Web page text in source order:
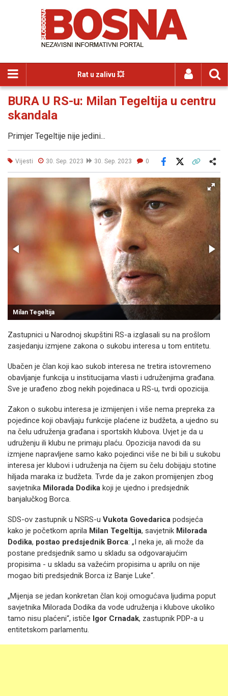
Rat u zalivu 💥
BURA U RS-u: Milan Tegeltija u centru
skandala
Primjer Tegeltije nije jedini...
Vijesti 30. Sep. 2023 30. Sep. 2023 0
Facebook
Milan Tegeltija
Zastupnici u Narodnoj skupštini RS-a izglasali su na prošlom
zasjedanju izmjene zakona o sukobu interesa u tom entitetu.
Ubačen je član koji kao sukob interesa ne tretira istovremeno
obavljanje funkcija u institucijama vlasti i udruženjima građana.
Sve je urađeno zbog nekih pojedinaca u RS-u, tvrdi opozicija.
Zakon o sukobu interesa je izmijenjen i više nema prepreka za
pojedince koji obavljaju funkcije plaćene iz budžeta, a ujedno su
na čelu udruženja građana i sportskih klubova. Uvjet je da u
udruženju ili klubu ne primaju plaću. Opozicija navodi da su
izmjene napravljene samo kako pojedinci više ne bi bili u sukobu
interesa jer klubovi i udruženja na čijem su čelu dobijaju stotine
hiljada maraka iz budžeta. Tvrde da je zakon promijenjen zbog
savjetnika Milorada Dodika koji je ujedno i predsjednik
banjalučkog Borca.
SDS-ov zastupnik u NSRS-u Vukota Govedarica podsjeća
kako je početkom aprila Milan Tegeltija, savjetnik Milorada
Dodika, postao predsjednik Borca: „I neka je, ali može da
postane predsjednik samo u skladu sa odgovarajućim
propisima - u skladu sa važećim propisima u aprilu on nije
mogao biti predsjednik Borca iz Banje Luke“.
„Mijenja se jedan konkretan član koji omogućava ljudima poput
savjetnika Milorada Dodika da vode udruženja i klubove ukoliko
tamo nisu plaćeni“, ističe Igor Crnadak, zastupnik PDP-a u
entitetskom parlamentu.